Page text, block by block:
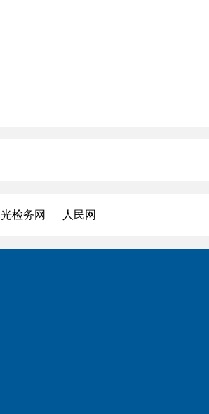
检务网 人民网